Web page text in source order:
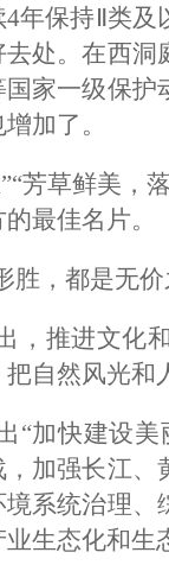
年保持Ⅱ类
去处。在西
家一级保
加了。
芳草鲜美，
最佳名片。
胜，都是无
，推进文化
自然风光
“加快建设
加强长江
系统治理
生态化和生